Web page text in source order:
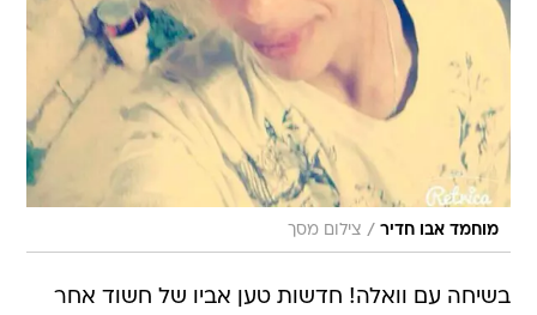
מוחמד אבו חדיר / צילום מסך
בשיחה עם וואלה! חדשות טען אביו של חשוד אחר